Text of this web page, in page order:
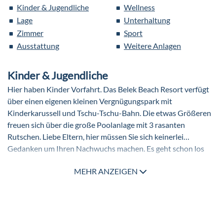
Kinder & Jugendliche
Lage
Zimmer
Ausstattung
Wellness
Unterhaltung
Sport
Weitere Anlagen
Kinder & Jugendliche
Hier haben Kinder Vorfahrt. Das Belek Beach Resort verfügt
über einen eigenen kleinen Vergnügungspark mit
Kinderkarussell und Tschu-Tschu-Bahn. Die etwas Größeren
freuen sich über die große Poolanlage mit 3 rasanten
Rutschen. Liebe Eltern, hier müssen Sie sich keinerlei
Gedanken um Ihren Nachwuchs machen. Es geht schon los
Kleinkinder Babybetten und Hochstühle im Restaurant
12 Jahren. Saisonabhängig haben die kleinen Cluburlauber
MEHR ANZEIGEN